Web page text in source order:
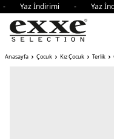
Yaz İndirimi -
Anasayfa Çocuk Kız Çocuk Terlik